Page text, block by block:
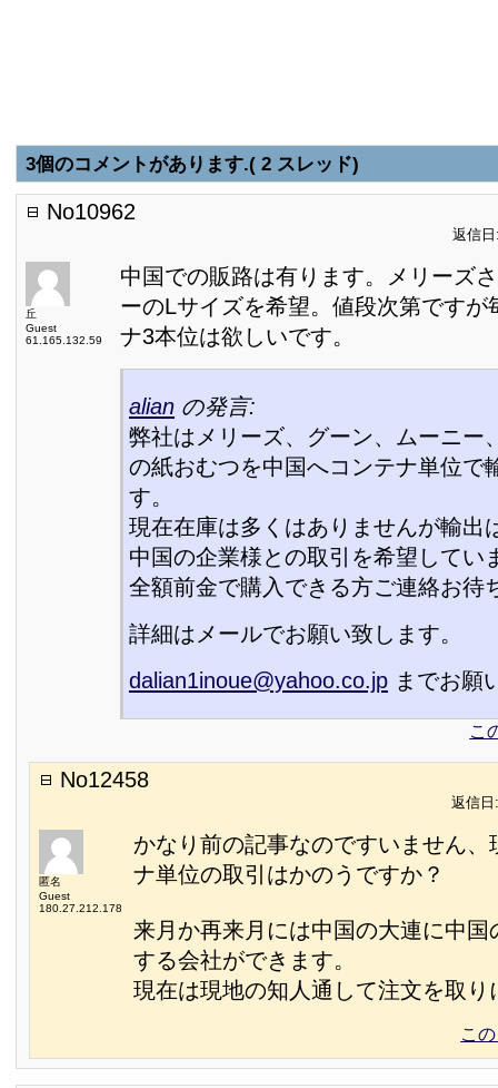
3個のコメントがあります.( 2 スレッド)
No10962
返信
丘
Guest
61.165.132.59
中国での販路は有ります。メリーズ
ーのLサイズを希望。値段次第ですが
ナ3本位は欲しいです。
alian の発言:
弊社はメリーズ、グーン、ムーニー
の紙おむつを中国へコンテナ単位で
す。
現在在庫は多くはありませんが輸出
中国の企業様との取引を希望してい
全額前金で購入できる方ご連絡お待
詳細はメールでお願い致します。
dalian1inoue@yahoo.co.jp までお願
こ
No12458
返信
匿名
Guest
180.27.212.178
かなり前の記事なのですいません、
ナ単位の取引はかのうですか？
来月か再来月には中国の大連に中国
する会社ができます。
現在は現地の知人通して注文を取り
こ